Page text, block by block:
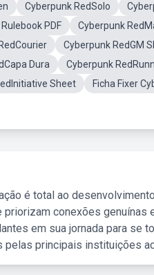
Cyberpunk RedSolo
PDF Cyberpunk
Cyberpunk RedGM
Dura Cyberpunk
Sheet
Ficha Fixer
é total ao
conexões genuínas
em sua jornada para se
principais instituições